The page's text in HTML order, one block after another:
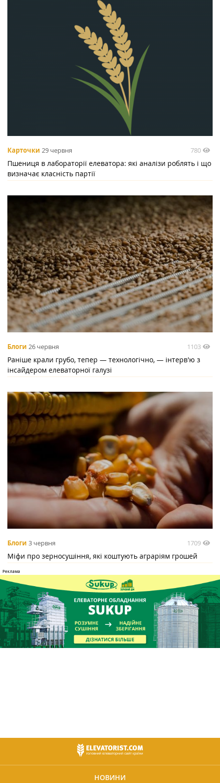
Карточки 29 червня 780
Пшениця в лабораторії елеватора: які аналізи роблять і що
визначає класність партії
Блоги 26 червня 1103
Раніше крали грубо, тепер — технологічно, — інтерв'ю з
інсайдером елеваторної галузі
Блоги 3 червня 1709
Міфи про зерносушіння, які коштують аграріям грошей
НОВИНИ